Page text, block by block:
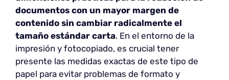
documentos con un mayor margen de
contenido sin cambiar radicalmente el
tamaño estándar carta. En el entorno de la
impresión y fotocopiado, es crucial tener
presente las medidas exactas de este tipo de
papel para evitar problemas de formato y